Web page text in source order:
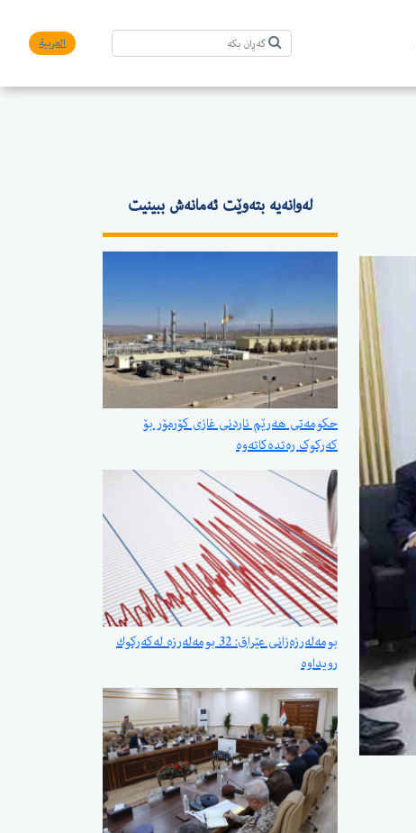
العربیة
لەوانەیە بتەوێت ئەمانەش ببینیت
حکومەتی هەرێم ناردنی غازی کۆرمۆر بۆ
کەرکوک رەتدەکاتەوە
بومەلەرزەزانی عێراق: 32 بومەلەرزە لەكەركوك
رویداوە